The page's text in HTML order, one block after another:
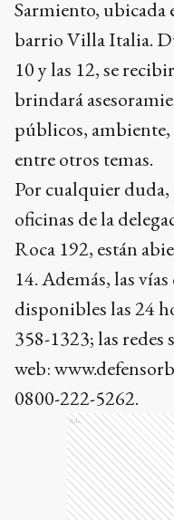
Sarmiento, ubicada
barrio Villa Italia.
10 y las 12, se
brindará
públicos, ambiente,
entre otros temas.
Por cualquier
oficinas de la
Roca 192, están
14. Además, las
disponibles las 24
358-1323; las redes
web:
0800-222-5262.
Ads